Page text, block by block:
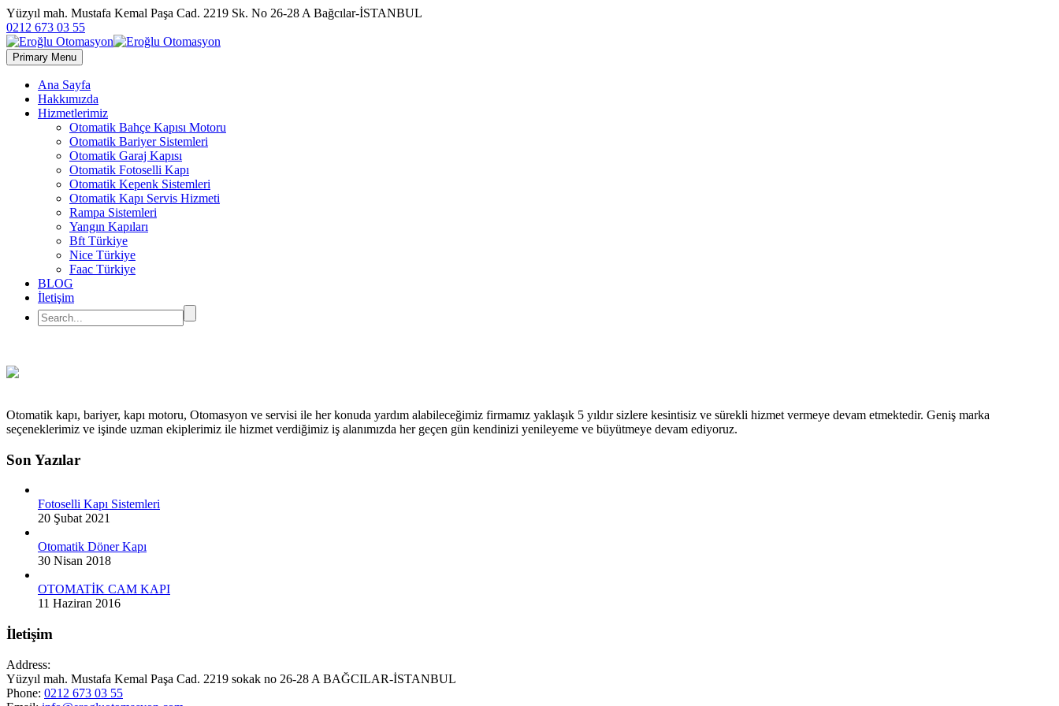
Yüzyıl mah. Mustafa Kemal Paşa Cad. 2219 Sk. No 26-28 A Bağcılar-İSTANBUL
0212 673 03 55
Primary Menu
Ana Sayfa
Hakkımızda
Hizmetlerimiz
Otomatik Bahçe Kapısı Motoru
Otomatik Bariyer Sistemleri
Otomatik Garaj Kapısı
Otomatik Fotoselli Kapı
Otomatik Kepenk Sistemleri
Otomatik Kapı Servis Hizmeti
Rampa Sistemleri
Yangın Kapıları
Bft Türkiye
Nice Türkiye
Faac Türkiye
BLOG
İletişim
Otomatik kapı, bariyer, kapı motoru, Otomasyon ve servisi ile her konuda yardım alabileceğimiz firmamız yaklaşık 5 yıldır sizlere kesintisiz ve sürekli hizmet vermeye devam etmektedir. Geniş marka
seçeneklerimiz ve işinde uzman ekiplerimiz ile hizmet verdiğimiz iş alanımızda her geçen gün kendinizi yenileyeme ve büyütmeye devam ediyoruz.
Son Yazılar
Fotoselli Kapı Sistemleri
20 Şubat 2021
Otomatik Döner Kapı
30 Nisan 2018
OTOMATİK CAM KAPI
11 Haziran 2016
İletişim
Address:
Yüzyıl mah. Mustafa Kemal Paşa Cad. 2219 sokak no 26-28 A BAĞCILAR-İSTANBUL
Phone: 0212 673 03 55